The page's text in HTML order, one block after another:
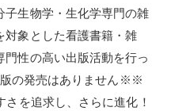
子生物学・生化学専門の雑
象とした看護書籍・雑
性の高い出版活動を行っ
の発売はありません※※
を追求し、さらに進化！